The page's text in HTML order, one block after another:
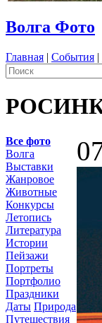
Волга Фото
Главная | События |
Все фото
Волга
Выставки
Жанровое
Животные
Конкурсы
Летопись
Литература
Истории
Пейзажи
Портреты
Портфолио
Праздники
Даты Природа
Путешествия